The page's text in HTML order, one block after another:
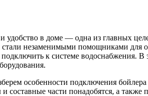
в доме — одна из главных
незаменимыми помощниками для
к системе водоснабжения.
особенности подключения
составные части понадобятся, а